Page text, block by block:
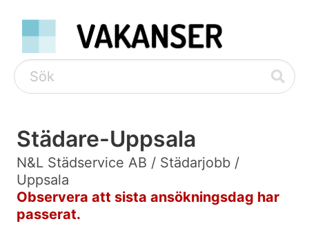
Städare-Uppsala
N&L Städservice AB / Städarjobb /
Uppsala
Observera att sista ansökningsdag har
passerat.